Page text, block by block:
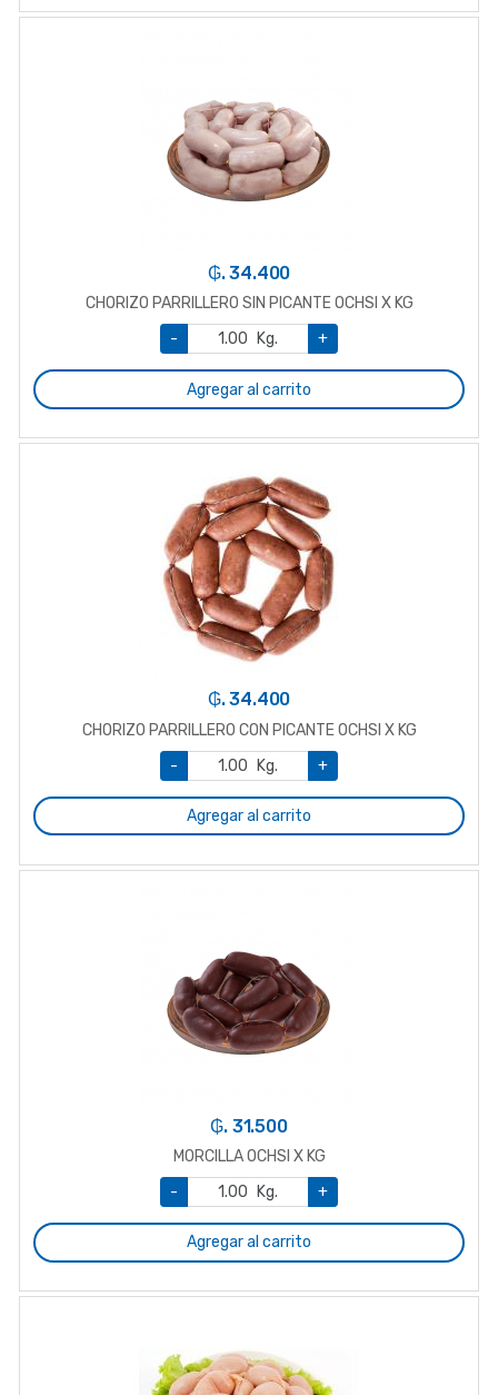
₲. 34.400
CHORIZO PARRILLERO SIN PICANTE OCHSI X KG
-
Kg. +
Agregar al carrito
₲. 34.400
CHORIZO PARRILLERO CON PICANTE OCHSI X KG
-
Kg. +
Agregar al carrito
₲. 31.500
MORCILLA OCHSI X KG
-
Kg. +
Agregar al carrito